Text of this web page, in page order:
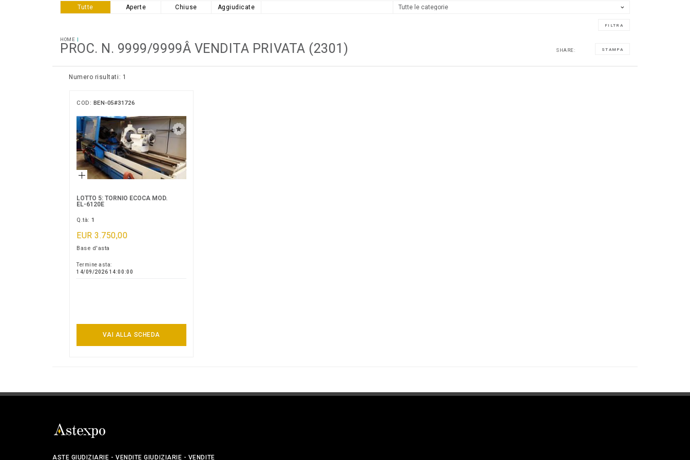
Tutte Aperte Chiuse Aggiudicate
HOME
PROC. N. 9999/9999Â VENDITA PRIVATA (2301) SHARE: STAMPA
Numero risultati: 1
COD: BEN-05#31726
LOTTO 5: TORNIO ECOCA MOD.
EL-6120E
Q.tà:1
EUR 3.750,00
Base d'asta
Termine asta:
14/09/2026 14:00:00
VAI ALLA SCHEDA
ASTE GIUDIZIARIE - VENDITE GIUDIZIARIE - VENDITE